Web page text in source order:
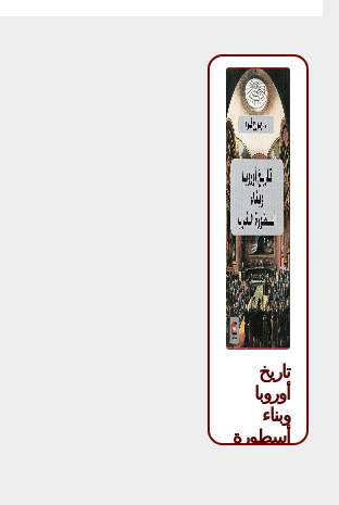
تاريخ
أوروبا
وبناء
أسطورة